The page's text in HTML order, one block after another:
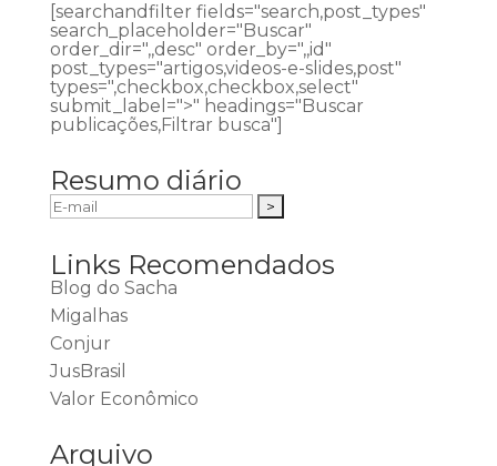
[searchandfilter fields="search,post_types"
search_placeholder="Buscar"
order_dir=",,desc" order_by=",,id"
post_types="artigos,videos-e-slides,post"
types=",checkbox,checkbox,select"
submit_label=">" headings="Buscar
publicações,Filtrar busca"]
Resumo diário
Links Recomendados
Blog do Sacha
Migalhas
Conjur
JusBrasil
Valor Econômico
Arquivo